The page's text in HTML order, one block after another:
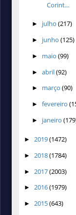
Corint...
► julho (217)
► junho (125)
► maio (99)
► abril(92)
► março (90)
► fevereiro
► janeiro
► 2019(1472)
► 2018(1784)
► 2017(2003)
► 2016(1979)
► 2015(643)